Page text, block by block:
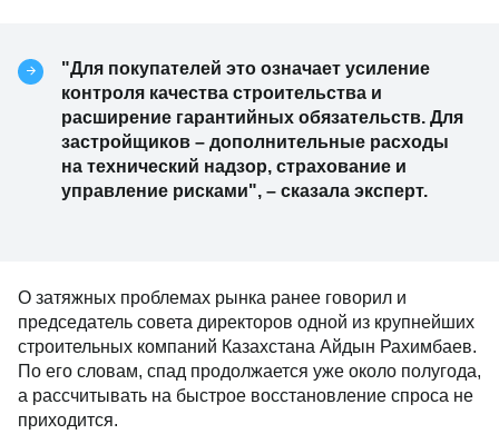
"Для покупателей это означает усиление
контроля качества строительства и
расширение гарантийных обязательств. Для
застройщиков – дополнительные расходы
на технический надзор, страхование и
управление рисками", – сказала эксперт.
О затяжных проблемах рынка ранее говорил и
председатель совета директоров одной из крупнейших
строительных компаний Казахстана Айдын Рахимбаев.
По его словам, спад продолжается уже около полугода,
а рассчитывать на быстрое восстановление спроса не
приходится.